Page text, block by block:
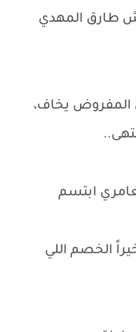
طارق المهدي
المفروض يخاف،
ابتسم
الخصم اللي